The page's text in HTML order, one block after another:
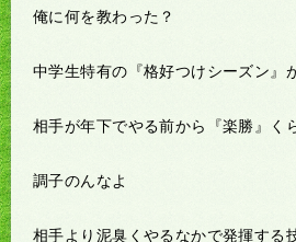
俺に何を教わった？
中学生特有の『格好つけシーズン』
相手が年下でやる前から『楽勝』く
調子のんなよ
相手より泥臭くやるなかで発揮する